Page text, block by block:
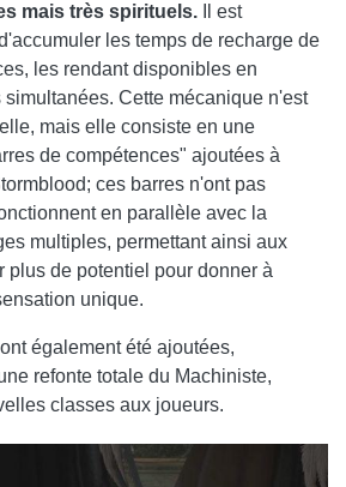
mais très spirituels. Il est
les temps de recharge de
les rendant disponibles en
Cette mécanique n'est
mais elle consiste en une
de compétences" ajoutées à
ces barres n'ont pas
en parallèle avec la
multiples, permettant ainsi aux
plus de potentiel pour donner à
unique.
également été ajoutées,
refonte totale du Machiniste,
classes aux joueurs.